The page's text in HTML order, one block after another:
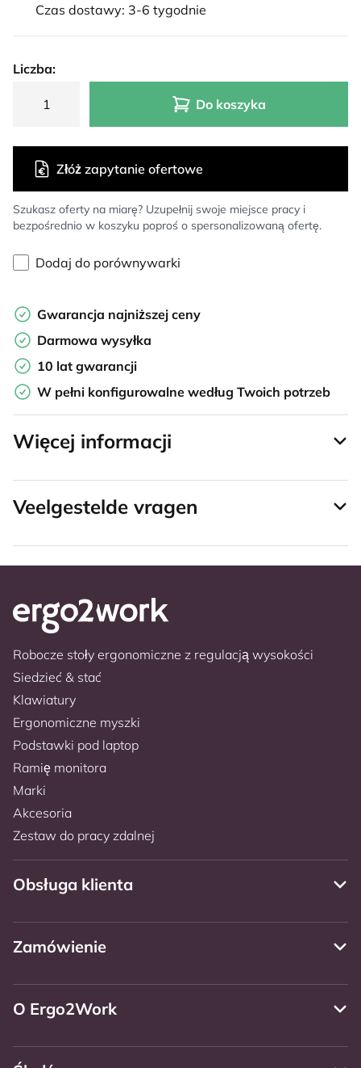
Czas dostawy: 3-6 tygodnie
Liczba:
Do koszyka
Szukasz oferty na miarę? Uzupełnij swoje miejsce pracy i
bezpośrednio w koszyku poproś o spersonalizowaną ofertę.
Złóż zapytanie ofertowe
Dodaj do porównywarki
Gwarancja najniższej ceny
Darmowa wysyłka
10 lat gwarancji
W pełni konfigurowalne według Twoich potrzeb
Więcej informacji
Veelgestelde vragen
Robocze stoły ergonomiczne z regulacją wysokości
Siedzieć & stać
Klawiatury
Ergonomiczne myszki
Podstawki pod laptop
Ramię monitora
Marki
Akcesoria
Zestaw do pracy zdalnej
Obsługa klienta
Zamówienie
O Ergo2Work